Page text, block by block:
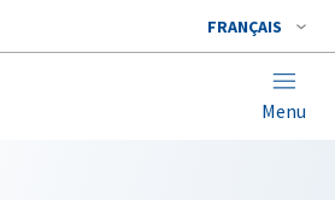
FRANÇAIS
Menu